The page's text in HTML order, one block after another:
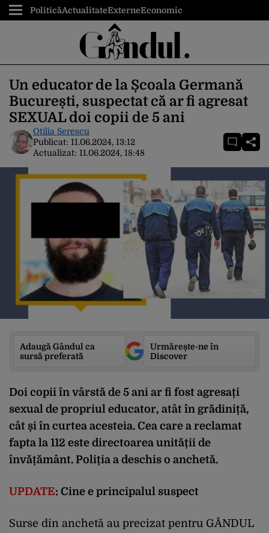
PoliticăActualitateExterneEconomic
Un educator de la Școala Germană
București, suspectat că ar fi agresat
SEXUAL doi copii de 5 ani
Otilia Serescu
Publicat: 11.06.2024, 13:12
Actualizat: 11.06.2024, 18:48
Adaugă Gândul ca
sursă preferată
Urmărește-ne în
Discover
Doi copii în vârstă de 5 ani ar fi fost agresați
sexual de propriul educator, atât în grădiniță,
cât și în curtea acesteia. Cea care a reclamat
fapta la 112 este directoarea unității de
învățământ. Poliția a deschis o anchetă.
UPDATE: Cine e principalul suspect
Surse din anchetă au precizat pentru GÂNDUL